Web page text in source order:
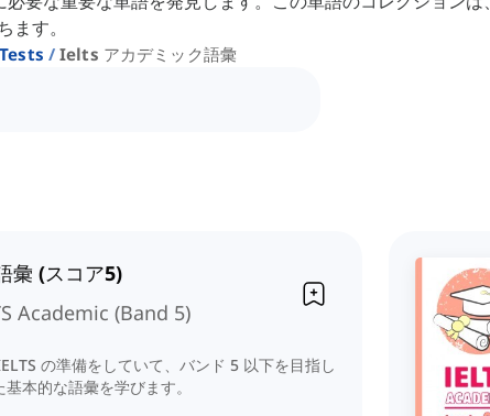
す。
Ielts アカデミック語彙
彙 (スコア5)
Academic (Band 5)
の準備をしていて、バンド 5 以下を目指し
本的な語彙を学びます。